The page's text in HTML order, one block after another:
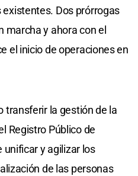
Dos prórrogas
marcha y ahora con el
el inicio de operaciones en
transferir la gestión de la
Registro Público de
unificar y agilizar los
de las personas